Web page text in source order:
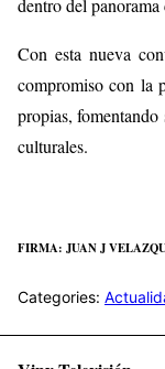
dentro del
Con esta nueva
compromiso con la
propias,
culturales.
FIRMA: JUAN J
Categories: